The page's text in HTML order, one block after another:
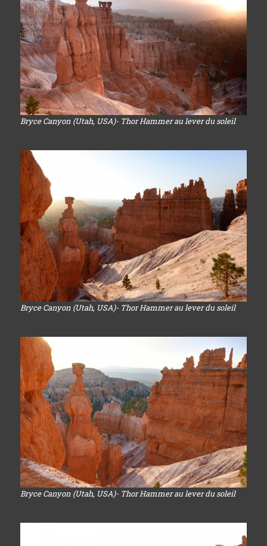
Bryce Canyon (Utah, USA)- Thor Hammer au lever du soleil
Bryce Canyon (Utah, USA)- Thor Hammer au lever du soleil
Bryce Canyon (Utah, USA)- Thor Hammer au lever du soleil